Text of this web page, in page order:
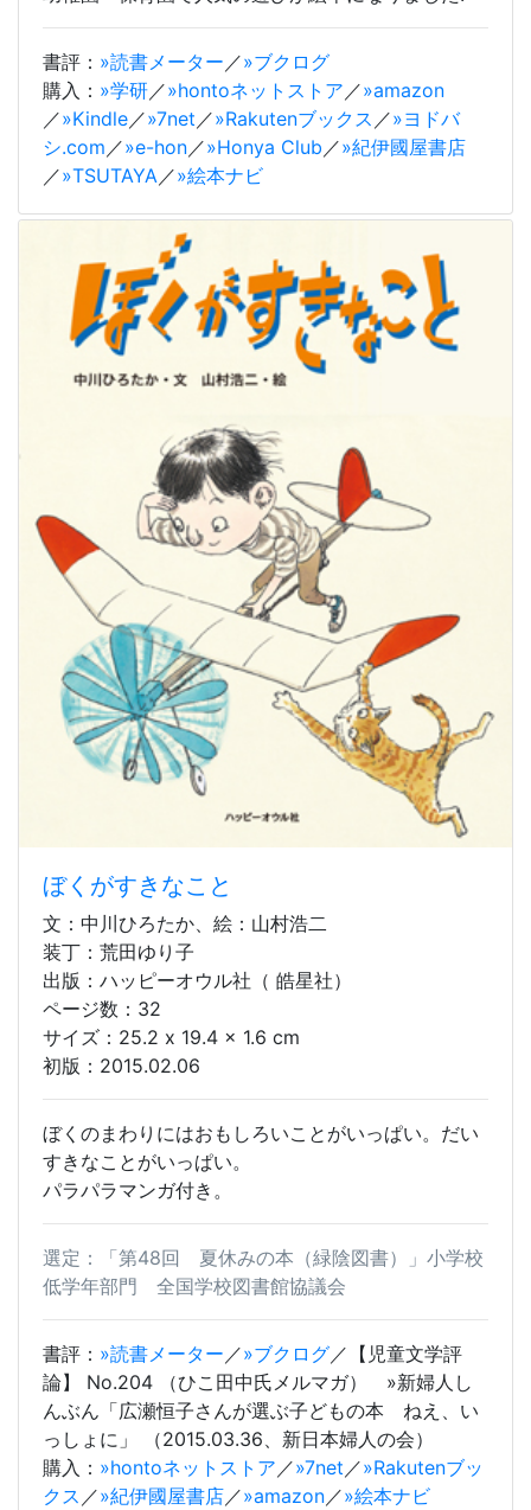
書評： »読書メーター ／»ブクログ
購入： »学研 ／»hontoネットストア ／»amazon
／»Kindle ／»7net ／»Rakutenブックス ／»ヨドバ
シ.com ／»e-hon ／»Honya Club ／»紀伊國屋書店
／»TSUTAYA ／»絵本ナビ
ぼくがすきなこと
文：中川ひろたか、絵：山村浩二
装丁：荒田ゆり子
出版：ハッピーオウル社（ 皓星社）
ページ数：32
サイズ：25.2 x 19.4 x 1.6 cm
初版：2015.02.06
ぼくのまわりにはおもしろいことがいっぱい。だい
すきなことがいっぱい。
パラパラマンガ付き。
選定：「第48回 夏休みの本（緑陰図書）」小学校
低学年部門 全国学校図書館協議会
書評： »読書メーター ／»ブクログ／【児童文学評
論】 No.204 （ひこ田中氏メルマガ） »新婦人し
んぶん「広瀬恒子さんが選ぶ子どもの本 ねえ、い
っしょに」 （2015.03.36、新日本婦人の会）
購入： »hontoネットストア ／»7net ／»Rakutenブッ
クス ／»紀伊國屋書店／»amazon／»絵本ナビ